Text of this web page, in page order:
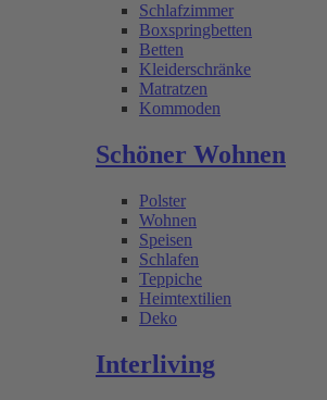
Schlafzimmer
Boxspringbetten
Betten
Kleiderschränke
Matratzen
Kommoden
Schöner Wohnen
Polster
Wohnen
Speisen
Schlafen
Teppiche
Heimtextilien
Deko
Interliving